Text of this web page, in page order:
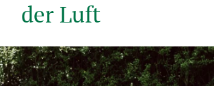
der Luft